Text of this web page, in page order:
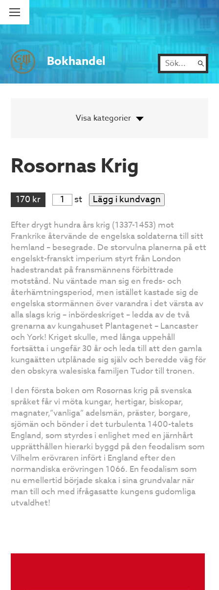
Bokhandel
Rosornas Krig
170 kr st Lägg i kundvagn
Efter drygt hundra års krig (1337-1453) mot
Frankrike återvände de engelska soldaterna till sitt
hemland – besegrade. De storvulna planerna på ett
engelskt-franskt imperium styrt från London
hadestrandat på fransmännens förbittrade
motstånd. Nu väntade man sig en freds- och
återhämtningsperiod, men istället kastade sig de
engelska stormännen över varandra i det värsta av
alla slags krig – inbördeskriget – ledda av de två
grenarna av kungahuset Plantagenet – Lancaster
och York! Kriget skulle, med långa uppehåll
fortsätta i ungefär 30 år och leda till att den gamla
kungaätten utplånade sig själv och beredde väg för
den obskyra walesiska familjen Tudor till tronen.
I den första boken om Rosornas krig på svenska
språket får vi möta kungar, hertigar, biskopar,
magnater,”vanliga” adelsmän, präster, borgare,
sjömän och bönder i det turbulenta 1400-talets
England, som styrdes i enlighet med en järnhårt
upprätthållen hierarki byggd på den feodalism som
Vilhelm erövraren infört i England efter den
normandiska erövringen 1066. En feodalism som
nu emellertid började skaka i sina grundvalar när
man till och med ifrågasatte kungens gudomliga
utvaldhet!